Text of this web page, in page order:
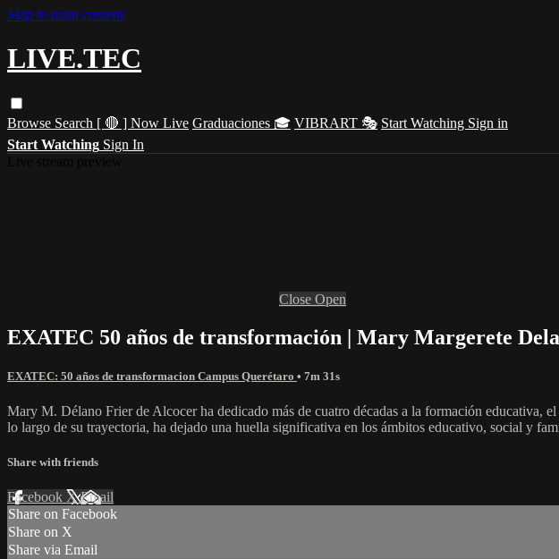
Skip to main content
LIVE.TEC
Browse Search [ 🔴 ] Now Live Graduaciones 🎓 VIBRART 🎭 Start Watching Sign in
Start Watching Sign In
Close Open
EXATEC 50 años de transformación | Mary Margerete
EXATEC: 50 años de transformacion Campus Querétaro • 7m 31s
Mary M. Délano Frier de Alcocer ha dedicado más de cuatro décadas a la formación
lo largo de su trayectoria, ha dejado una huella significativa en los ámbitos educativo, social y
Share with friends
Facebook XEmail
Share on Facebook
Share on X
Share via Email